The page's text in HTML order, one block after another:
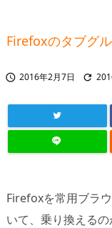
Firefoxのタブグ
 2016年2月7日 
Firefoxを常用ブラ
いて、乗り換える